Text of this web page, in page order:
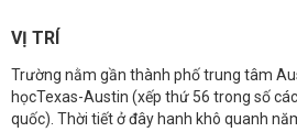
VỊ TRÍ
Trường nằm gần thành phố trung tâm
họcTexas-Austin (xếp thứ 56 trong số
quốc). Thời tiết ở đây hanh khô quanh